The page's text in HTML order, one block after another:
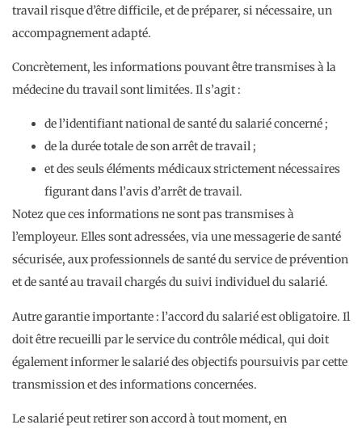
travail risque d’être difficile, et de préparer, si nécessaire, un
accompagnement adapté.
Concrètement, les informations pouvant être transmises à la
médecine du travail sont limitées. Il s’agit :
de l’identifiant national de santé du salarié concerné ;
de la durée totale de son arrêt de travail ;
et des seuls éléments médicaux strictement nécessaires
figurant dans l’avis d’arrêt de travail.
Notez que ces informations ne sont pas transmises à
l’employeur. Elles sont adressées, via une messagerie de santé
sécurisée, aux professionnels de santé du service de prévention
et de santé au travail chargés du suivi individuel du salarié.
Autre garantie importante : l’accord du salarié est obligatoire. Il
doit être recueilli par le service du contrôle médical, qui doit
également informer le salarié des objectifs poursuivis par cette
transmission et des informations concernées.
Le salarié peut retirer son accord à tout moment, en